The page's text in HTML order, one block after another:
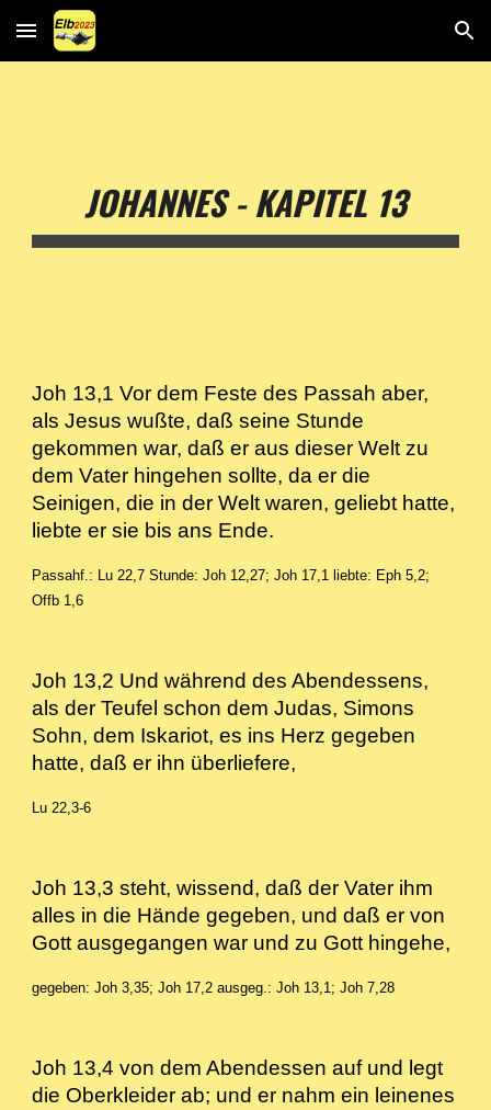
Skip to main content Skip to navigation
JOHANNES - KAPITEL 13
Joh 13,1 Vor dem Feste des Passah aber,
als Jesus wußte, daß seine Stunde
gekommen war, daß er aus dieser Welt zu
dem Vater hingehen sollte, da er die
Seinigen, die in der Welt waren, geliebt hatte,
liebte er sie bis ans Ende.
Passahf.: Lu 22,7 Stunde: Joh 12,27; Joh 17,1 liebte: Eph 5,2;
Offb 1,6
Joh 13,2 Und während des Abendessens,
als der Teufel schon dem Judas, Simons
Sohn, dem Iskariot, es ins Herz gegeben
hatte, daß er ihn überliefere,
Lu 22,3-6
Joh 13,3 steht, wissend, daß der Vater ihm
alles in die Hände gegeben, und daß er von
Gott ausgegangen war und zu Gott hingehe,
gegeben: Joh 3,35; Joh 17,2 ausgeg.: Joh 13,1; Joh 7,28
Joh 13,4 von dem Abendessen auf und legt
die Oberkleider ab; und er nahm ein leinenes